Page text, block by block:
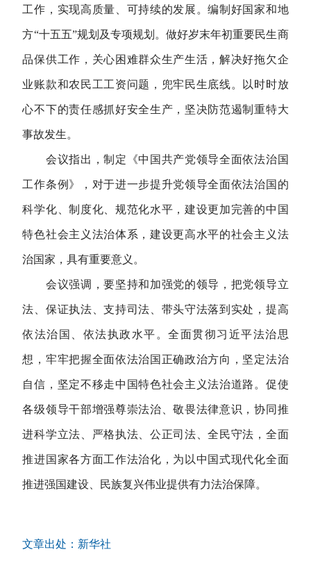
工作，实现高质量、可持续的发展。编制好国家和地
方“十五五”规划及专项规划。做好岁末年初重要民生商
品保供工作，关心困难群众生产生活，解决好拖欠企
业账款和农民工工资问题，兜牢民生底线。以时时放
心不下的责任感抓好安全生产，坚决防范遏制重特大
事故发生。
会议指出，制定《中国共产党领导全面依法治国
工作条例》，对于进一步提升党领导全面依法治国的
科学化、制度化、规范化水平，建设更加完善的中国
特色社会主义法治体系，建设更高水平的社会主义法
治国家，具有重要意义。
会议强调，要坚持和加强党的领导，把党领导立
法、保证执法、支持司法、带头守法落到实处，提高
依法治国、依法执政水平。全面贯彻习近平法治思
想，牢牢把握全面依法治国正确政治方向，坚定法治
自信，坚定不移走中国特色社会主义法治道路。促使
各级领导干部增强尊崇法治、敬畏法律意识，协同推
进科学立法、严格执法、公正司法、全民守法，全面
推进国家各方面工作法治化，为以中国式现代化全面
推进强国建设、民族复兴伟业提供有力法治保障。
文章出处：新华社